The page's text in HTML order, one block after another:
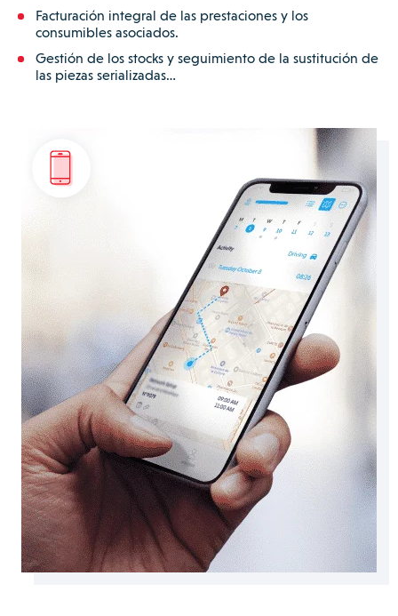
Facturación integral de las prestaciones y los
consumibles asociados.
Gestión de los stocks y seguimiento de la sustitución de
las piezas serializadas…